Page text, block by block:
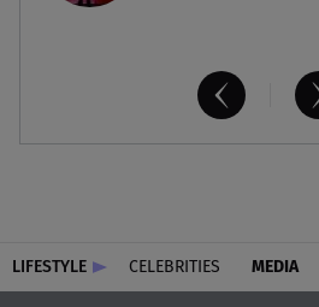
LIFESTYLE CELEBRITIES MEDIA